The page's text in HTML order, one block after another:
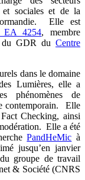
et sociales et de la
Elle est
EA 4254, membre
GDR duCentre
dans le domaine
Lumières, elle a
phénomènes de
contemporain. Elle
Checking, ainsi
Elle a été
PandHeMic à
jusqu’en janvier
groupe de travail
& Société (CNRS